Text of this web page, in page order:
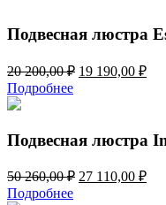
Подвесная люстра
20 200,00₽ 19 190,00 ₽
Подробнее
Подвесная люстра
50 260,00₽ 27 110,00 ₽
Подробнее